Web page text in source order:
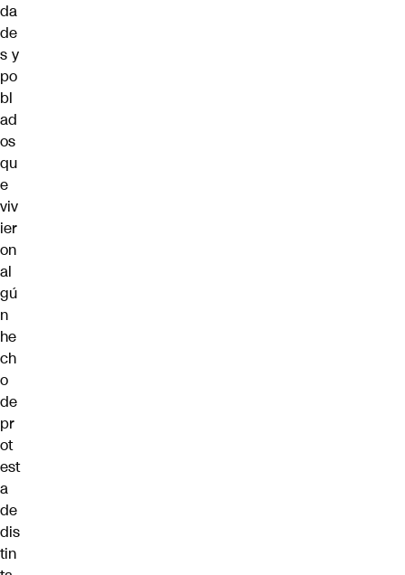
da
de
s y
po
bl
ad
os
qu
e
viv
ier
on
al
gú
n
he
ch
o
de
pr
ot
est
a
de
dis
tin